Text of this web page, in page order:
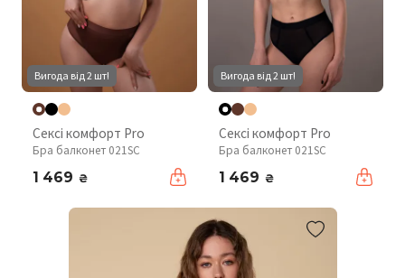
Вигода від 2 шт!
Сексі комфорт Pro
Бра балконет 021SC
1 469 ₴
Вигода від 2 шт!
Сексі комфорт Pro
Бра балконет 021SC
1 469 ₴